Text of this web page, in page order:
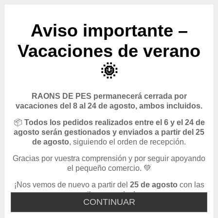
CONTINUAR
Aviso importante –
Vacaciones de verano
🌞
RAONS DE PES permanecerá cerrada por
vacaciones del 8 al 24 de agosto, ambos incluidos.
📦 Todos los pedidos realizados entre el 6 y el 24 de
agosto serán gestionados y enviados a partir del 25
de agosto, siguiendo el orden de recepción.
Gracias por vuestra comprensión y por seguir apoyando
el pequeño comercio. 💚
¡Nos vemos de nuevo a partir del 25 de agosto con las
pilas cargadas!